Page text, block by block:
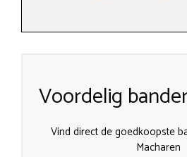
Voordelig
Vind direct de goedkoopste
Macharen